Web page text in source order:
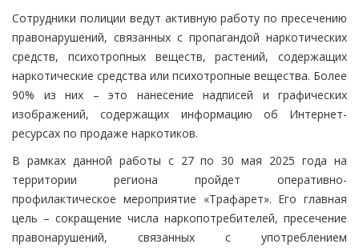
Сотрудники полиции ведут активную работу по пресечению
правонарушений, связанных с пропагандой наркотических
средств, психотропных веществ, растений, содержащих
наркотические средства или психотропные вещества. Более
90% из них – это нанесение надписей и графических
изображений, содержащих информацию об Интернет-
ресурсах по продаже наркотиков.
В рамках данной работы с 27 по 30 мая 2025 года на
территории региона пройдет оперативно-
профилактическое мероприятие «Трафарет». Его главная
цель – сокращение числа наркопотребителей, пресечение
правонарушений, связанных с употреблением